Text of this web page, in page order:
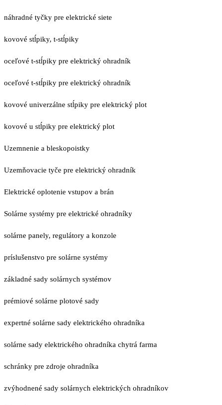
náhradné tyčky pre elektrické siete
kovové stĺpiky, t-stĺpiky
oceľové t-stĺpiky pre elektrický ohradník
oceľové t-stĺpiky pre elektrický ohradník
kovové univerzálne stĺpiky pre elektrický plot
kovové u stĺpiky pre elektrický plot
Uzemnenie a bleskopoistky
Uzemňovacie tyče pre elektrický ohradník
Elektrické oplotenie vstupov a brán
Solárne systémy pre elektrické ohradníky
solárne panely, regulátory a konzole
príslušenstvo pre solárne systémy
základné sady solárnych systémov
prémiové solárne plotové sady
expertné solárne sady elektrického ohradníka
solárne sady elektrického ohradníka chytrá farma
schránky pre zdroje ohradníka
zvýhodnené sady solárnych elektrických ohradníkov